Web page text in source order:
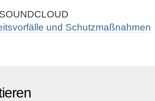
und Schutzmaßnahmen